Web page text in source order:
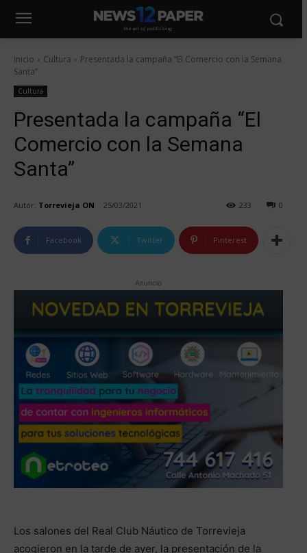
Inicio Cultura
Presentada la campaña “El Comercio con la Semana
Santa”
Cultura
Presentada la campaña “El
Comercio con la Semana
Santa”
Autor: Torrevieja ON 25/03/2021 0
233
Facebook Twitter Pinterest
Anuncio
Los salones del Real Club Náutico de Torrevieja
acogieron en la tarde de ayer, la presentación de la